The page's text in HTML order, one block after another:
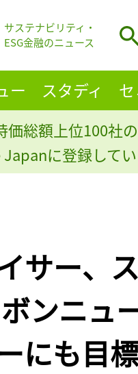
サステナビリティ・
ESG金融のニュース
ー スタディ
価総額上位100社
に登録して
サー、
ンニュ
にも目